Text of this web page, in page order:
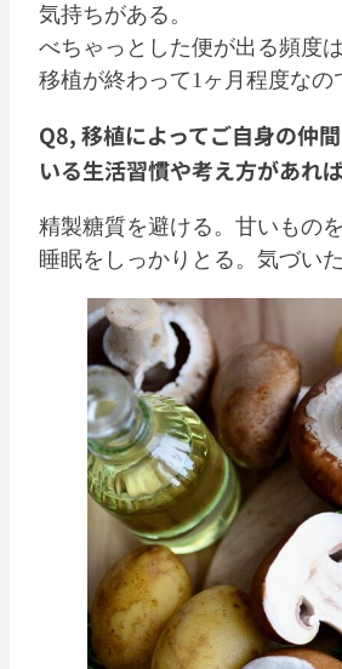
気持ちがある。
べちゃっとした便が出る頻度
移植が終わって1ヶ月程度なの
Q8, 移植によってご自身の仲
いる生活習慣や考え方があれ
精製糖質を避ける。甘いもの
睡眠をしっかりとる。気づい